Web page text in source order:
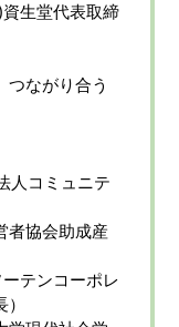
取締
ながり合う
コミュニテ
協会助成産
ーポレ